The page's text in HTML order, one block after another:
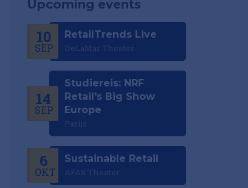
Upcoming events
10
SEP
RetailTrends Live
DeLaMar Theater
14
SEP
Studiereis: NRF
Retail's Big Show
Europe
Parijs
6
OKT
Sustainable Retail
AFAS Theater